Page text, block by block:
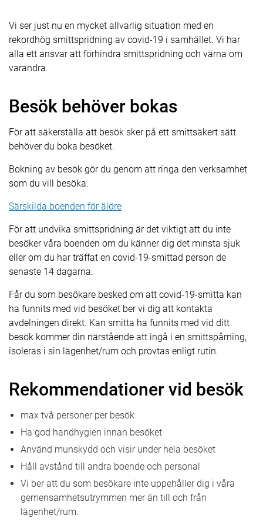
Vi ser just nu en mycket allvarlig situation med en
rekordhög smittspridning av covid-19 i samhället. Vi har
alla ett ansvar att förhindra smittspridning och värna om
varandra.
Besök behöver bokas
För att säkerställa att besök sker på ett smittsäkert sätt
behöver du boka besöket.
Bokning av besök gör du genom att ringa den verksamhet
som du vill besöka.
Särskilda boenden för äldre
För att undvika smittspridning är det viktigt att du inte
besöker våra boenden om du känner dig det minsta sjuk
eller om du har träffat en covid-19-smittad person de
senaste 14 dagarna.
Får du som besökare besked om att covid-19-smitta kan
ha funnits med vid besöket ber vi dig att kontakta
avdelningen direkt. Kan smitta ha funnits med vid ditt
besök kommer din närstående att ingå i en smittspårning,
isoleras i sin lägenhet/rum och provtas enligt rutin.
Rekommendationer vid besök
max två personer per besök
Ha god handhygien innan besöket
Använd munskydd och visir under hela besöket
Håll avstånd till andra boende och personal
Vi ber att du som besökare inte uppehåller dig i våra
gemensamhetsutrymmen mer än till och från
lägenhet/rum.